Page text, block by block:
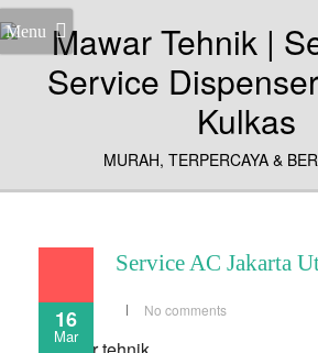
Menu
MURAH, TERPERCAYA &
16
Mar
Service AC Jakarta
No comments